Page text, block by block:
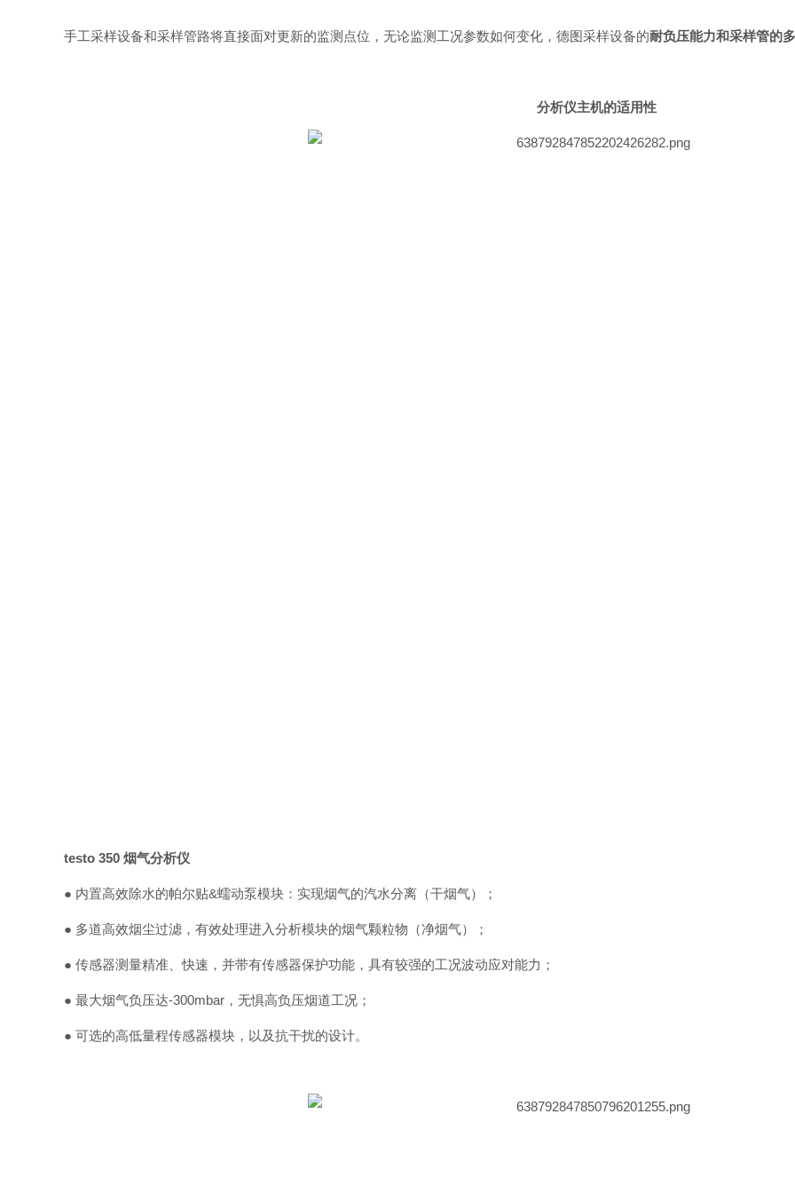
手工采样设备和采样管路将直接面对更新的监测点位，无论监测工况参数如何变化，德图采样设备的耐负压能力和采样管的
分析仪主机的适用性
testo 350 烟气分析仪
● 内置高效除水的帕尔贴&蠕动泵模块：实现烟气的汽水分离（干烟气）；
● 多道高效烟尘过滤，有效处理进入分析模块的烟气颗粒物（净烟气）；
● 传感器测量精准、快速，并带有传感器保护功能，具有较强的工况波动应对能力；
● 最大烟气负压达-300mbar，无惧高负压烟道工况；
● 可选的高低量程传感器模块，以及抗干扰的设计。